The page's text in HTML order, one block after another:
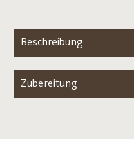
Beschreibung
Zubereitung